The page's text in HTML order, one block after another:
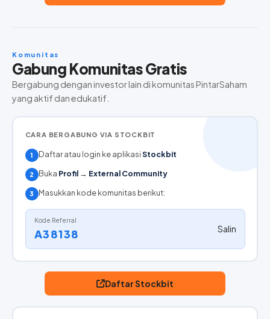
Komunitas
Gabung Komunitas Gratis
Bergabung dengan investor lain di komunitas PintarSaham
yang aktif dan edukatif.
CARA BERGABUNG VIA STOCKBIT
1 Daftar atau login ke aplikasiStockbit
2 Buka Profil→ External Community
3 Masukkan kode komunitas berikut:
Kode Referral
A38138 Salin
Daftar Stockbit